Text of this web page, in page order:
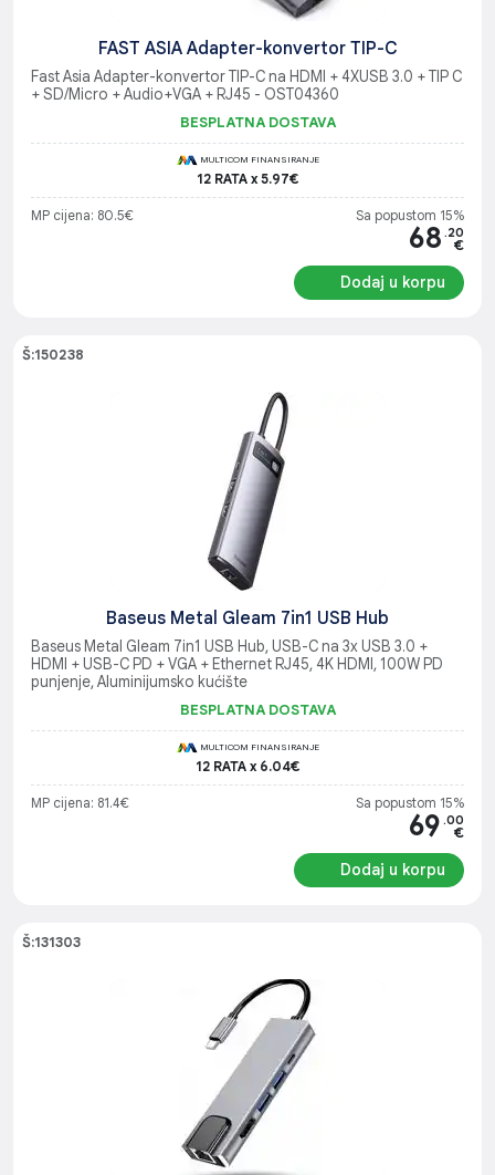
FAST ASIA Adapter-konvertor TIP-C
Fast Asia Adapter-konvertor TIP-C na HDMI + 4XUSB 3.0 + TIP C
+ SD/Micro + Audio+VGA + RJ45 - OST04360
BESPLATNA DOSTAVA
MULTICOM FINANSIRANJE
12 RATA x 5.97€
MP cijena: 80.5€ Sa popustom 15%
68 .20
€
Dodaj u korpu
Š:150238
Baseus Metal Gleam 7in1 USB Hub
Baseus Metal Gleam 7in1 USB Hub, USB-C na 3x USB 3.0 +
HDMI + USB-C PD + VGA + Ethernet RJ45, 4K HDMI, 100W PD
punjenje, Aluminijumsko kućište
BESPLATNA DOSTAVA
MULTICOM FINANSIRANJE
12 RATA x 6.04€
MP cijena: 81.4€ Sa popustom 15%
69 .00
€
Dodaj u korpu
Š:131303